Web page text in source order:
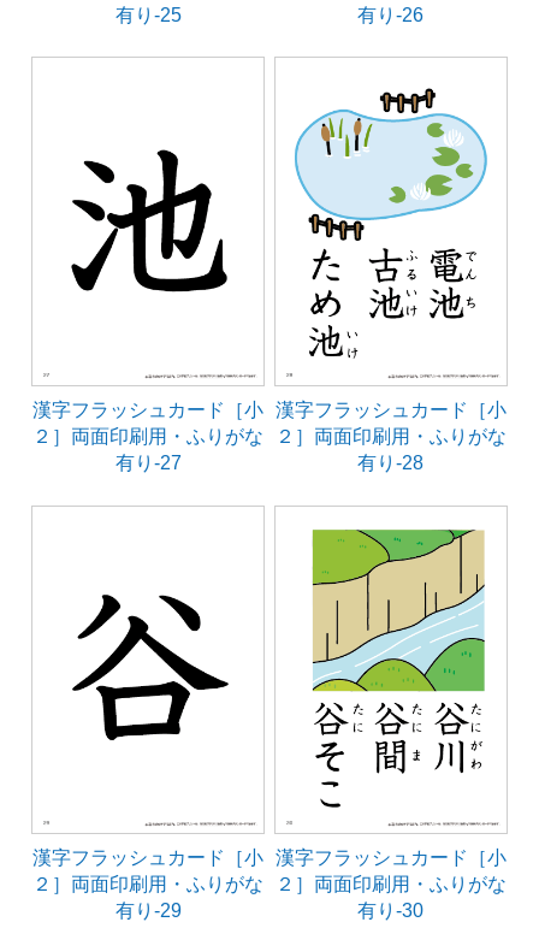
有り-25 有り-26
漢字フラッシュカード［小
２］両面印刷用・ふりがな
有り-27
漢字フラッシュカード［小
２］両面印刷用・ふりがな
有り-28
漢字フラッシュカード［小
２］両面印刷用・ふりがな
有り-29
漢字フラッシュカード［小
２］両面印刷用・ふりがな
有り-30